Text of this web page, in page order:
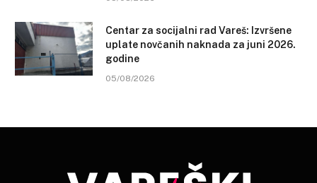
Centar za socijalni rad Vareš: Izvršene
uplate novčanih naknada za juni 2026.
godine
05/08/2026